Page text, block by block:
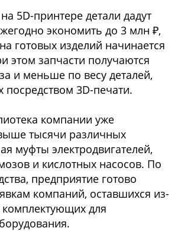
5D-принтере детали дадут
экономить до 3 млн ₽,
готовых изделий начинается
этом запчасти получаются
и меньше по весу деталей,
посредством 3D-печати.
компании уже
тысячи различных
муфты электродвигателей,
и кислотных насосов. По
предприятие готово
компаний, оставшихся из-
комплектующих для